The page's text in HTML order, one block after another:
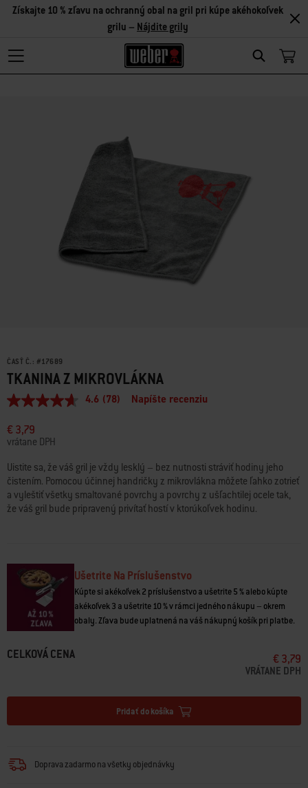
Search
Získajte 10 % zľavu na ochranný obal na gril pri kúpe akéhokoľvek
grilu – Nájdite grily
ČASŤ Č.: #17689
TKANINA Z MIKROVLÁKNA
4.6
5
hviezdičiek,
priemerná
hodnota
hodnotenia.
Read
78
Reviews.
Odkaz
4.6 (78) Napíšte recenziu
€ 3,79
vrátane DPH
Uistite sa, že váš gril je vždy lesklý – bez nutnosti stráviť hodiny jeho
čistením. Pomocou účinnej handričky z mikrovlákna môžete ľahko zotrieť
a vyleštiť všetky smaltované povrchy a povrchy z ušľachtilej ocele tak,
že váš gril bude pripravený privítať hostí v ktorúkoľvek hodinu.
Ušetrite Na Príslušenstvo
Kúpte si akékoľvek 2 príslušenstvo a ušetrite 5 % alebo kúpte
akékoľvek 3 a ušetrite 10 % v rámci jedného nákupu – okrem
obaly. Zľava bude uplatnená na váš nákupný košík pri platbe.
CELKOVÁ CENA € 3,79
VRÁTANE DPH
Pridať do košíka
Doprava zadarmo na všetky objednávky